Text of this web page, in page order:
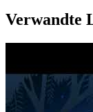
Verwandte